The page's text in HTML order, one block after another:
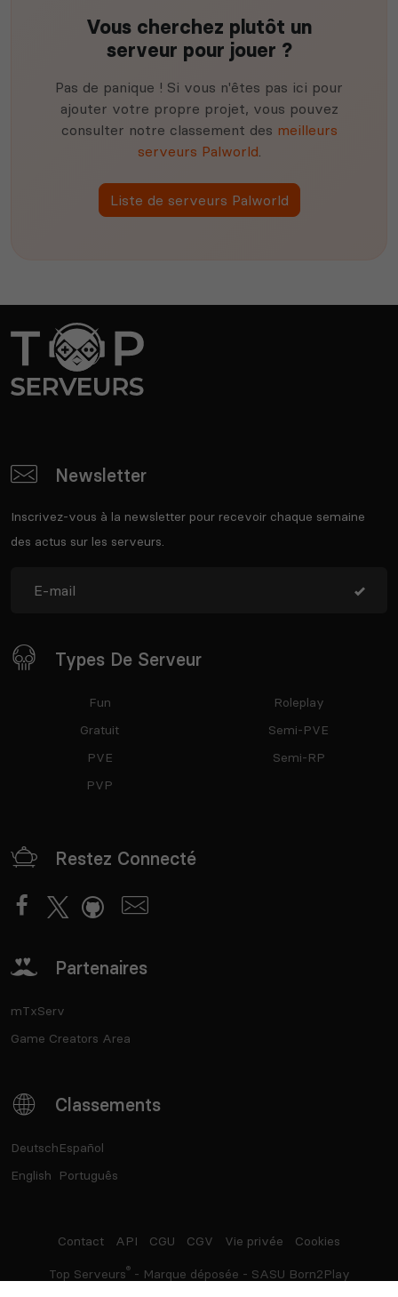
Vous cherchez plutôt un
serveur pour jouer ?
Pas de panique ! Si vous n'êtes pas ici pour
ajouter votre propre projet, vous pouvez
consulter notre classement des meilleurs
serveurs Palworld
Liste de serveurs Palworld
Newsletter
Inscrivez-vous à la newsletter pour recevoir chaque semaine
des actus sur les serveurs.
Types De Serveur
Fun
Gratuit
PVE
PVP
Roleplay
Semi-PVE
Semi-RP
Restez Connecté
Partenaires
mTxServ
Game Creators Area
Classements
Deutsch
English
Español
Português
Contact API CGU CGV Vie privée Cookies
Top Serveurs®- Marque déposée - SASU Born2Play